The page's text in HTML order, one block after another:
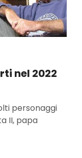
nel 2022
personaggi
II, papa